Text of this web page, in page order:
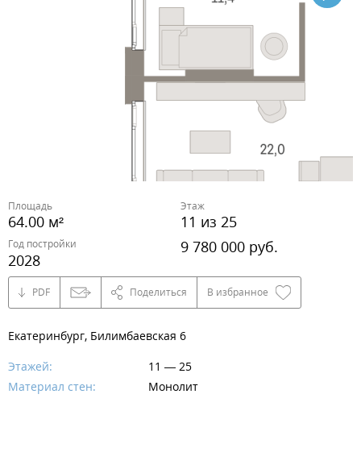
Площадь
64.00 м²
Этаж
11 из 25
Год постройки
2028
9 780 000 руб.
PDF Поделиться В избранное
Екатеринбург, Билимбаевская 6
Этажей:
11 — 25
Материал стен:
Монолит